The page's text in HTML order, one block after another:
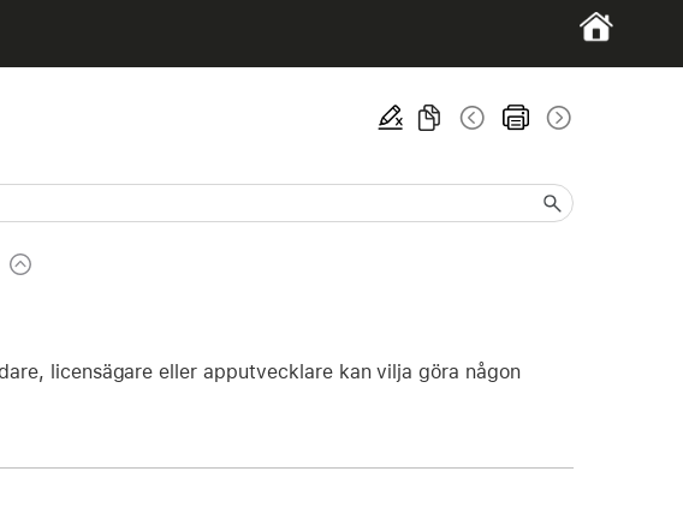
licensägare eller apputvecklare kan vilja göra någon